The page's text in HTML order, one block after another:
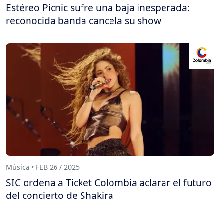
Estéreo Picnic sufre una baja inesperada:
reconocida banda cancela su show
Música • FEB 26 / 2025
SIC ordena a Ticket Colombia aclarar el futuro
del concierto de Shakira